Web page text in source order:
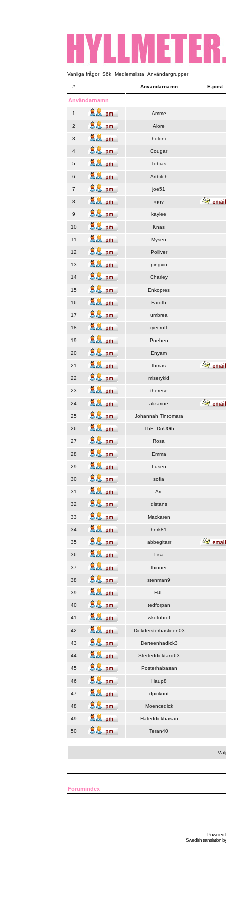
Vanliga frågor Sök Medlemslista Användargrupper
# Användarnamn E-post
Användarnamn
1 Amme
2 Alore
3 holoni
4 Cougar
5 Tobias
6 Artbitch
7 joe51
8 iggy
9 kaylee
10 Knas
11 Mysen
12 Polliver
13 pingvin
14 Charley
15 Enkopres
16 Faroth
17 umbrea
18 ryecroft
19 Pueben
20 Enyam
21 thmas
22 miserykid
23 therese
24 alizarine
25 Johannah Tintomara
26 ThE_DoUGh
27 Rosa
28 Emma
29 Lusen
30 sofia
31 Arc
32 distans
33 Mackaren
34 hnrk81
35 abbegitarr
36 Lisa
37 thinner
38 stenman9
39 HJL
40 tedforpan
41 wkotohrof
42 Dickdersterbasteen03
43 Derteenhadick3
44 Sterteddicktard63
45 Posterhabasan
46 Haup8
47 dpirikont
48 Moencedick
49 Hateddickbasan
50 Teran40
Forumindex
Powered
Swedishtranslation